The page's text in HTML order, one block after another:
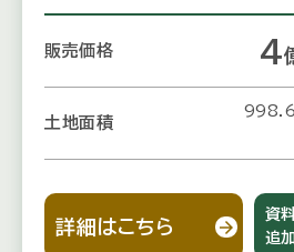
販売価格 4
土地面積
詳細はこちら
資
追